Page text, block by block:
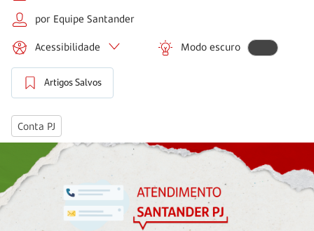
por Equipe Santander
Acessibilidade Modo escuro
Artigos Salvos
Conta PJ